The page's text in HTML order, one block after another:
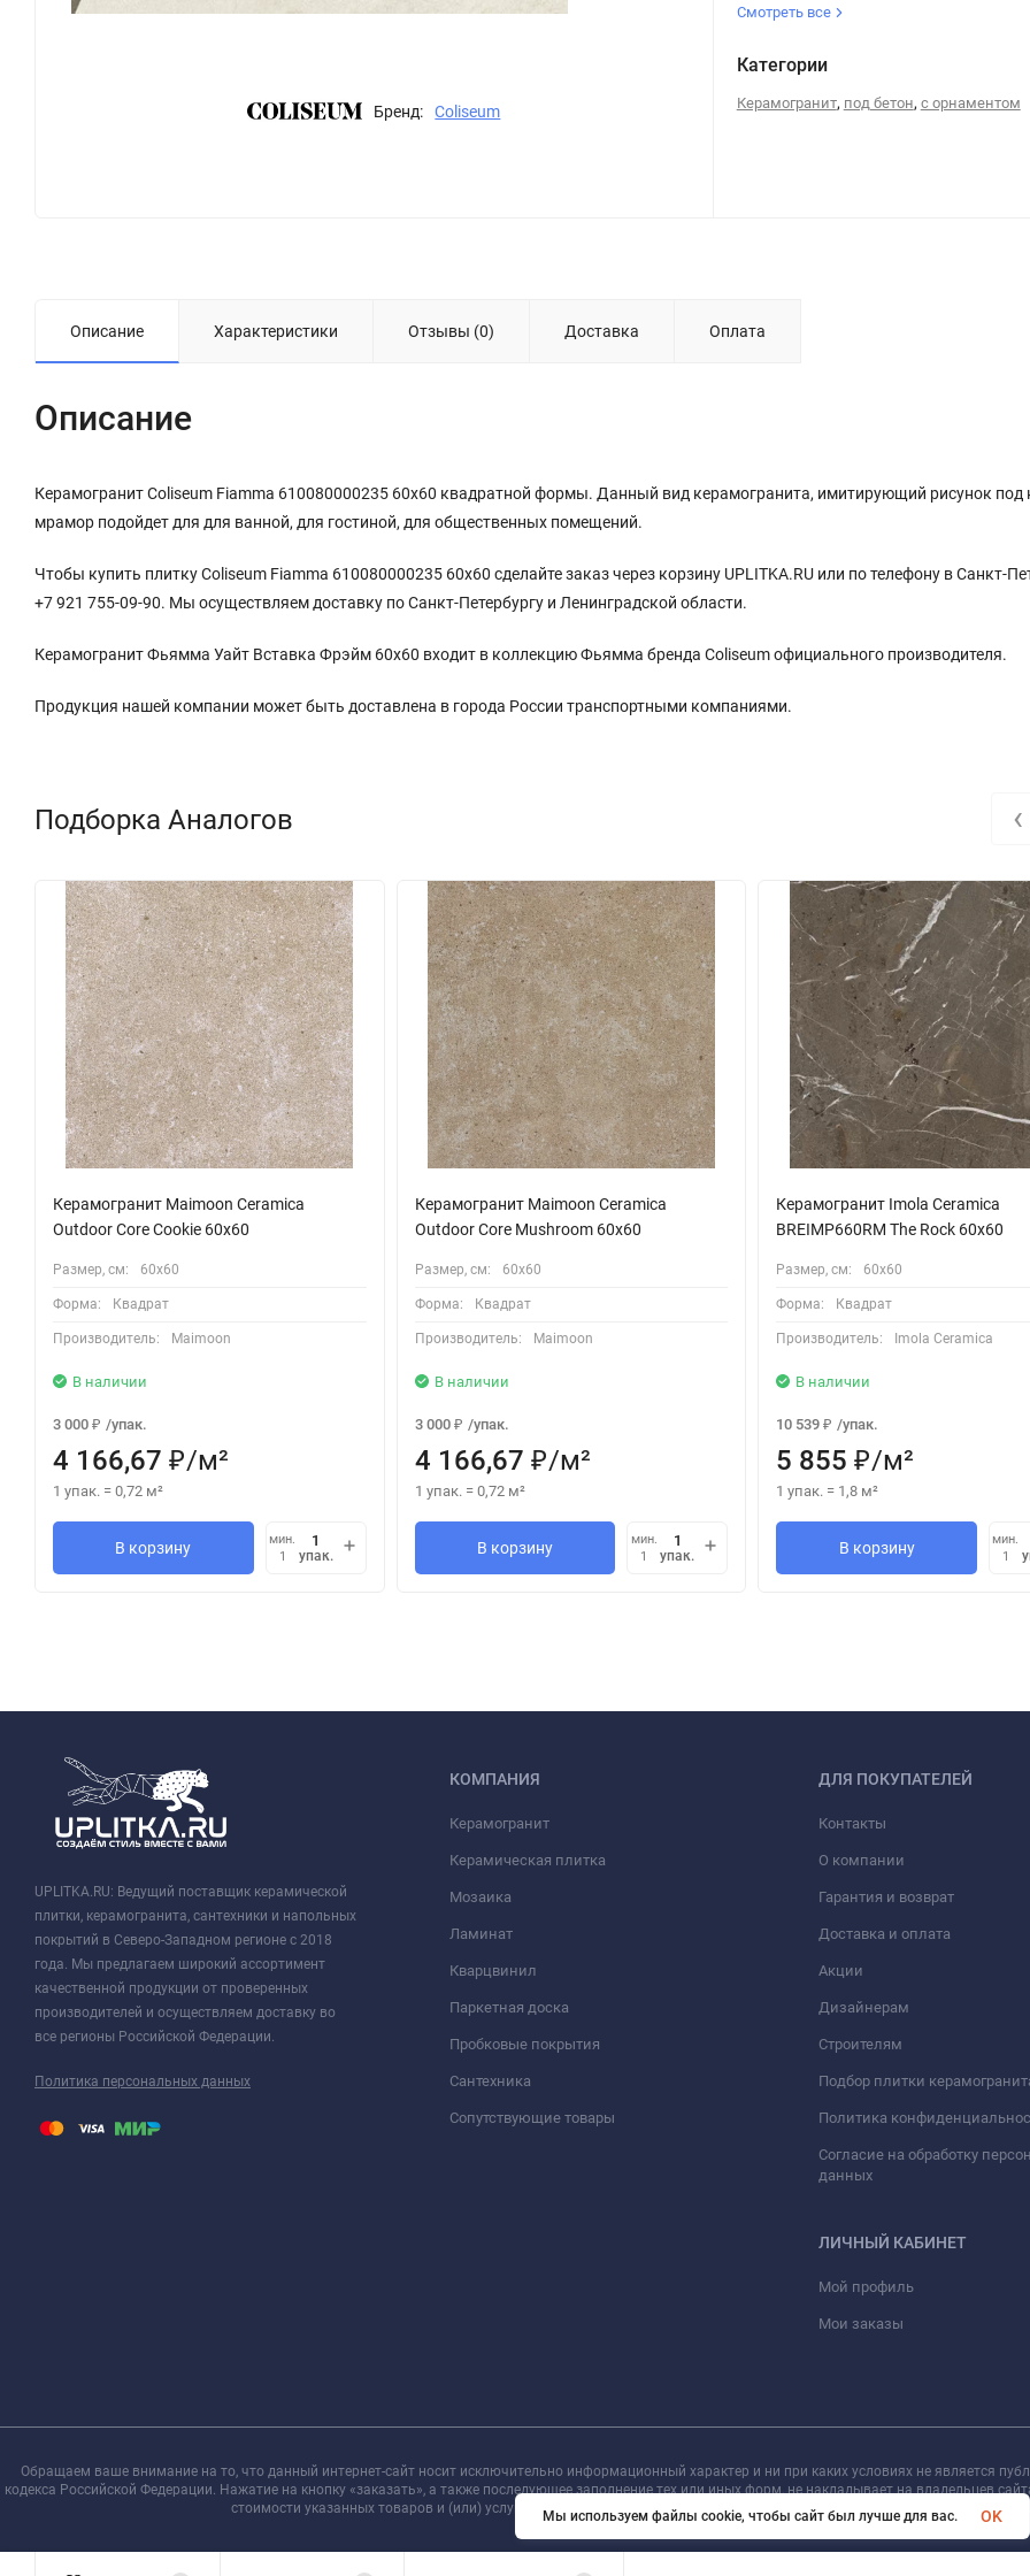
Бренд: Coliseum
Смотреть все
Категории
Керамогранит, под бетон, с орнаментом
Описание Характеристики Отзывы (0) Доставка Оплата
Описание
Керамогранит Coliseum Fiamma 610080000235 60x60 квадратной формы. Данный вид керамогранита, имитирующий рисунок под
мрамор подойдет для для ванной, для гостиной, для общественных помещений.
Чтобы купить плитку Coliseum Fiamma 610080000235 60x60 сделайте заказ через корзину UPLITKA.RU или по телефону в Санкт-
+7 921 755-09-90. Мы осуществляем доставку по Санкт-Петербургу и Ленинградской области.
Керамогранит Фьямма Уайт Вставка Фрэйм 60x60 входит в коллекцию Фьямма бренда Coliseum официального производителя.
Продукция нашей компании может быть доставлена в города России транспортными компаниями.
Подборка Аналогов
Керамогранит Maimoon Ceramica
Outdoor Core Cookie 60x60
Размер, см: 60х60
Форма: Квадрат
Производитель: Maimoon
В наличии
3 000 ₽ /упак.
4 166,67 ₽/м²
1 упак. = 0,72 м²
В корзину
мин.
1
упак.
Керамогранит Maimoon Ceramica
Outdoor Core Mushroom 60x60
Размер, см: 60х60
Форма: Квадрат
Производитель: Maimoon
В наличии
3 000 ₽ /упак.
4 166,67 ₽/м²
1 упак. = 0,72 м²
В корзину
мин.
1
упак.
Керамогранит Imola Ceramica
BREIMP660RM The Rock 60x60
Размер, см: 60х60
Форма: Квадрат
Производитель: Imola Ceramica
В наличии
10 539 ₽ /упак.
5 855 ₽/м²
1 упак. = 1,8 м²
В корзину
мин.
1
‹
UPLITKA.RU: Ведущий поставщик керамической
плитки, керамогранита, сантехники и напольных
покрытий в Северо-Западном регионе с 2018
года. Мы предлагаем широкий ассортимент
качественной продукции от проверенных
производителей и осуществляем доставку во
все регионы Российской Федерации.
Политика персональных данных
КОМПАНИЯ
Керамогранит
Керамическая плитка
Мозаика
Ламинат
Кварцвинил
Паркетная доска
Пробковые покрытия
Сантехника
Сопутствующие товары
ДЛЯ ПОКУПАТЕЛЕЙ
Контакты
О компании
Гарантия и возврат
Доставка и оплата
Акции
Дизайнерам
Строителям
Подбор плитки
Политика
Согласие на обработку
данных
ЛИЧНЫЙ КАБИНЕТ
Мой профиль
Мои заказы
Обращаем ваше внимание на то, что данный интернет-сайт носит исключительно информационный характер и ни при каких условиях не является
кодекса Российской Федерации. Нажатие на кнопку «заказать», а также последующее заполнение тех или иных форм, не накладывает на владельцев
стоимости указанных товаров и (или) услуг, пожалуйста, обращайтесь к менеджеру сайта с помощью специальной
Мы используем файлы cookie, чтобы сайт был лучше для вас. OK